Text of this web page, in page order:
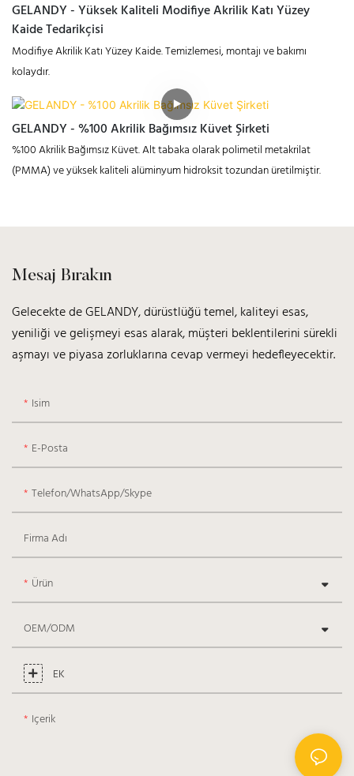
GELANDY - Yüksek Kaliteli Modifiye Akrilik Katı Yüzey
Kaide Tedarikçisi
Modifiye Akrilik Katı Yüzey Kaide. Temizlemesi, montajı ve bakımı
kolaydır.
GELANDY - %100 Akrilik Bağımsız Küvet Şirketi
%100 Akrilik Bağımsız Küvet. Alt tabaka olarak polimetil metakrilat
(PMMA) ve yüksek kaliteli alüminyum hidroksit tozundan üretilmiştir.
Mesaj Bırakın
Gelecekte de GELANDY, dürüstlüğü temel, kaliteyi esas,
yeniliği ve gelişmeyi esas alarak, müşteri beklentilerini sürekli
aşmayı ve piyasa zorluklarına cevap vermeyi hedefleyecektir.
Isim
E-Posta
Telefon/WhatsApp/Skype
Firma Adı
Ürün
OEM/ODM
EK
Içerik